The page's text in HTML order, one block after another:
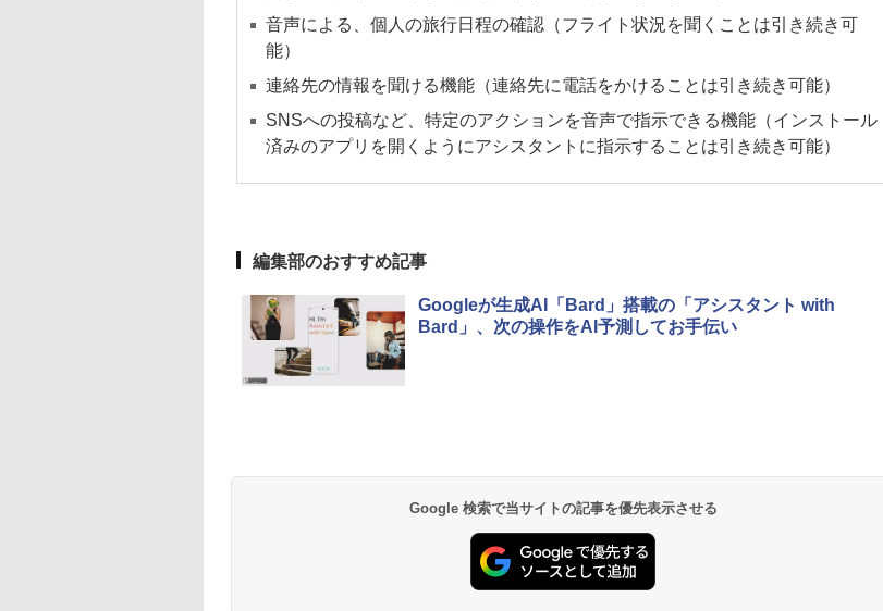
音声による、個人の旅行日程の確認（フライト状況を聞くことは引き続き可
能）
連絡先の情報を聞ける機能（連絡先に電話をかけることは引き続き可能）
SNSへの投稿など、特定のアクションを音声で指示できる機能（インストール
済みのアプリを開くようにアシスタントに指示することは引き続き可能）
編集部のおすすめ記事
Googleが生成AI「Bard」搭載の「アシスタント with
Bard」、次の操作をAI予測してお手伝い
Google 検索で当サイトの記事を優先表示させる